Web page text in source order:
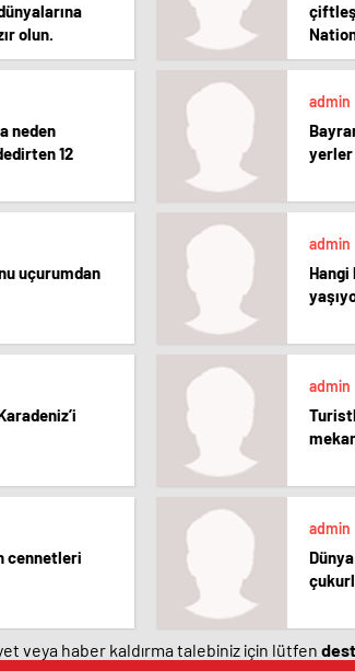
olun.
neden
12
admin
yerler
uçurumdan
admin
Hangi
admin
cennetleri
admin
veya haber kaldırma talebiniz için lütfen